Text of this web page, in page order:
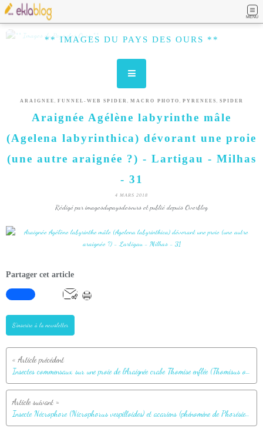
MENU
** IMAGES DU PAYS DES OURS **
ARAIGNEE , FUNNEL-WEB SPIDER , MACRO PHOTO , PYRENEES , SPIDER
Araignée Agélène labyrinthe mâle
(Agelena labyrinthica) dévorant une proie
(une autre araignée ?) - Lartigau - Milhas
- 31
4 MARS 2018
Rédigé par imagesdupaysdesours et publié depuis Overblog
Partager cet article
S'inscrire à la newsletter
Insectes commensaux sur une proie de l'Araignée crabe Thomise enflée (Thomisus onustus) - Originaire de La Couarde - Île de Ré - 17
Insecte Nécrophore (Nicrophorus vespilloides) et acariens (phénomène de Phorésie) - Lartigau - Milhas - 31